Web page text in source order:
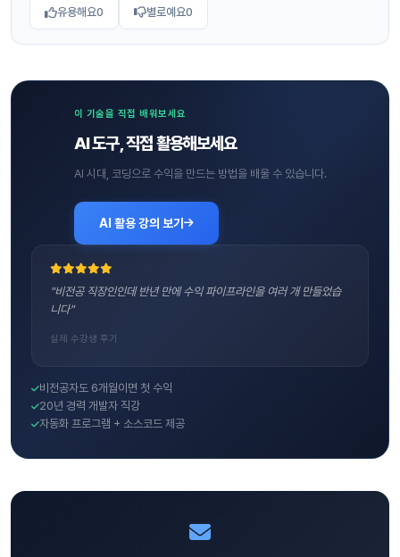
유용해요0 별로예요0
이 기술을 직접 배워보세요
AI 도구, 직접 활용해보세요
AI 시대, 코딩으로 수익을 만드는 방법을 배울 수 있습니다.
AI 활용 강의 보기
"비전공 직장인인데 반년 만에 수익 파이프라인을 여러 개 만들었습
니다"
실제 수강생 후기
비전공자도 6개월이면 첫 수익
20년 경력 개발자 직강
자동화 프로그램 + 소스코드 제공